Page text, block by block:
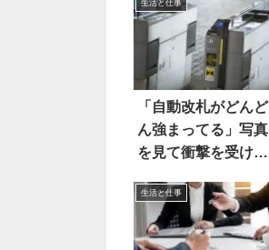
生活と仕事
「自動改札がどんど
ん強まってる」写真
を見て衝撃を受け
生活と仕事